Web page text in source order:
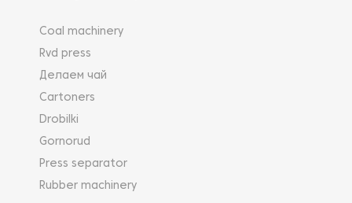
Coal machinery
Rvd press
Делаем чай
Cartoners
Drobilki
Gornorud
Press separator
Rubber machinery